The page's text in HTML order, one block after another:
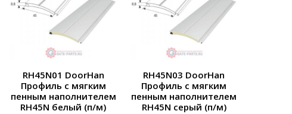
RH45N01 DoorHan
Профиль с мягким
пенным наполнителем
RH45N белый (п/м)
RH45N03 DoorHan
Профиль с мягким
пенным наполнителем
RH45N серый (п/м)